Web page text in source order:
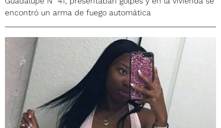
encontró un arma de fuego automática